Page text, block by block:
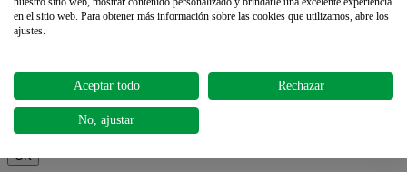
TRIENZIMATICO
Add to cart
Quick view

OK
en el sitio web. Para obtener más información sobre las cookies que utilizamos, abre los
ajustes.
Aceptar todo Rechazar
No, ajustar